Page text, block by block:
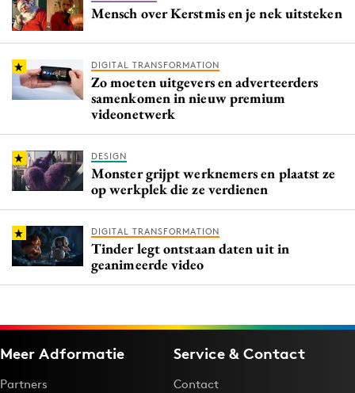
Mensch over Kerstmis en je nek uitsteken
DIGITAL TRANSFORMATION
Zo moeten uitgevers en adverteerders
samenkomen in nieuw premium
videonetwerk
DESIGN
Monster grijpt werknemers en plaatst ze
op werkplek die ze verdienen
DIGITAL TRANSFORMATION
Tinder legt ontstaan daten uit in
geanimeerde video
Meer Adformatie
Partners
Service & Contact
Contact